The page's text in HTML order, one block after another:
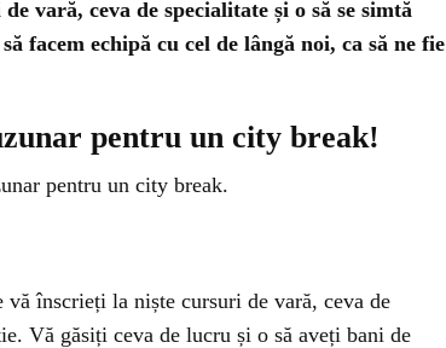
vară, ceva de specialitate și o să se simtă
facem echipă cu cel de lângă noi, ca să ne fie
pentru un city break!
pentru un city break.
vă înscrieți la niște cursuri de vară, ceva de
Vă găsiți ceva de lucru și o să aveți bani de